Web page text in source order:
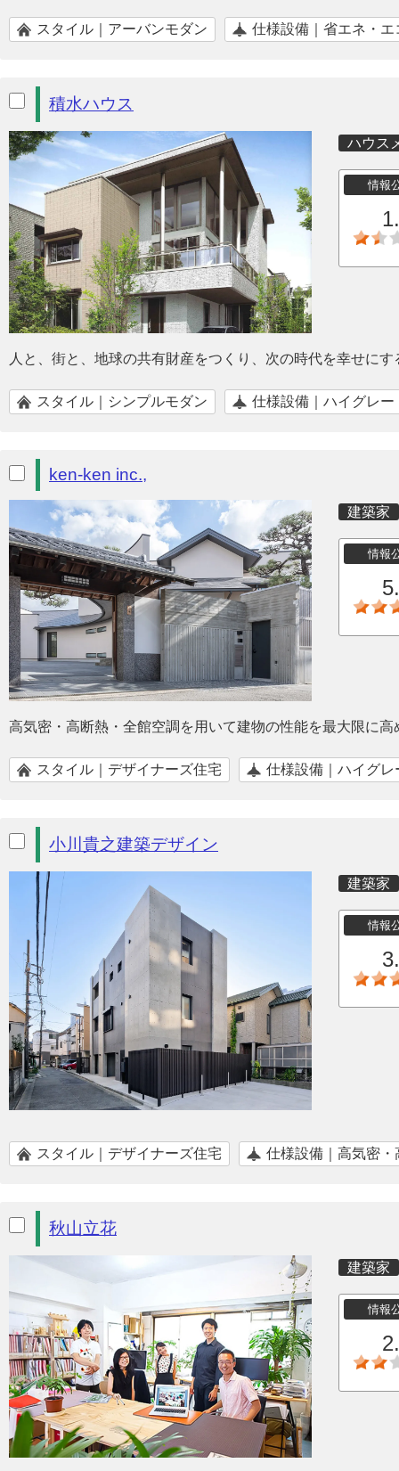
スタイル｜アーバンモダン 仕様設備｜省エネ・エ
積水ハウス
ハウス
情報
人と、街と、地球の共有財産をつくり、次の時代を幸せに
スタイル｜シンプルモダン 仕様設備｜ハイグレー
ken-ken inc.,
建築家
情報
高気密・高断熱・全館空調を用いて建物の性能を最大限に
スタイル｜デザイナーズ住宅 仕様設備｜ハイグレ
小川貴之建築デザイン
建築家
情報
スタイル｜デザイナーズ住宅 仕様設備｜高気密・
秋山立花
建築家
情報